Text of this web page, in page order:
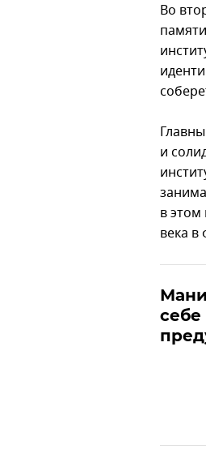
Во
и
в
века